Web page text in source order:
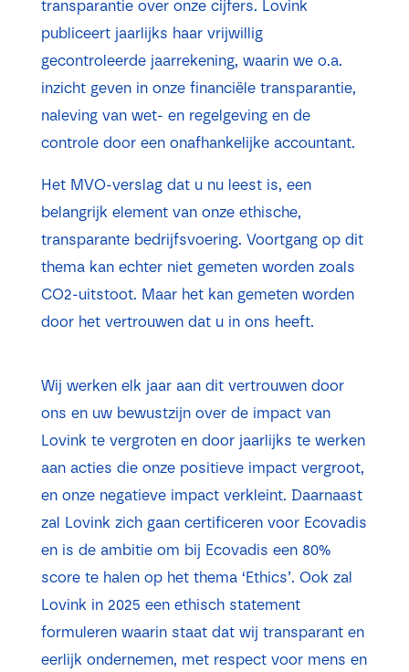
transparantie over onze cijfers. Lovink
publiceert jaarlijks haar vrijwillig
gecontroleerde jaarrekening, waarin we o.a.
inzicht geven in onze financiële transparantie,
naleving van wet- en regelgeving en de
controle door een onafhankelijke accountant.
Het MVO-verslag dat u nu leest is, een
belangrijk element van onze ethische,
transparante bedrijfsvoering. Voortgang op dit
thema kan echter niet gemeten worden zoals
CO2-uitstoot. Maar het kan gemeten worden
door het vertrouwen dat u in ons heeft.
Wij werken elk jaar aan dit vertrouwen door
ons en uw bewustzijn over de impact van
Lovink te vergroten en door jaarlijks te werken
aan acties die onze positieve impact vergroot,
en onze negatieve impact verkleint. Daarnaast
zal Lovink zich gaan certificeren voor Ecovadis
en is de ambitie om bij Ecovadis een 80%
score te halen op het thema ‘Ethics’. Ook zal
Lovink in 2025 een ethisch statement
formuleren waarin staat dat wij transparant en
eerlijk ondernemen, met respect voor mens en